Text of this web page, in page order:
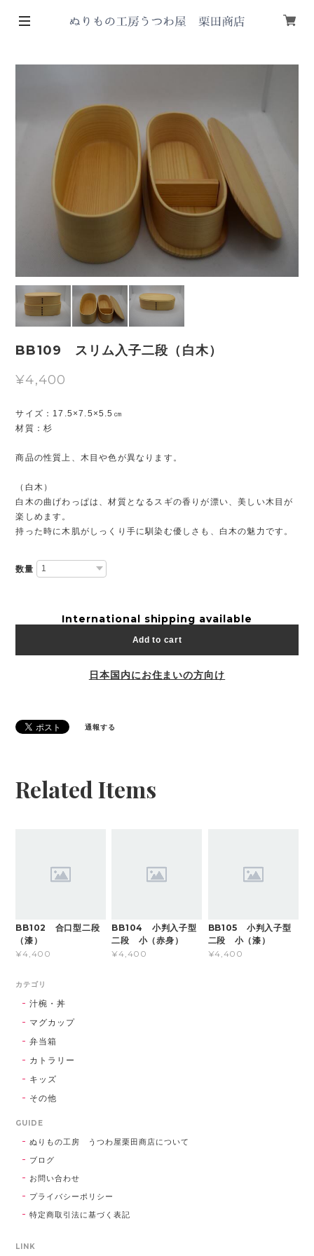
BB109 スリム入子二段（白木）
¥4,400
サイズ：17.5×7.5×5.5㎝
材質：杉
商品の性質上、木目や色が異なります。
（白木）
白木の曲げわっぱは、材質となるスギの香りが漂い、美しい木目が
楽しめます。
持った時に木肌がしっくり手に馴染む優しさも、白木の魅力です。
数量
International shipping available
Add to cart
日本国内にお住まいの方向け
通報する
Related Items
BB102 合口型二段
（漆）
¥4,400
BB104 小判入子型
二段 小（赤身）
¥4,400
BB105 小判入子型
二段 小（漆）
¥4,400
カテゴリ
汁椀・丼
マグカップ
弁当箱
カトラリー
キッズ
その他
GUIDE
ぬりもの工房 うつわ屋栗田商店について
ブログ
お問い合わせ
プライバシーポリシー
特定商取引法に基づく表記
LINK